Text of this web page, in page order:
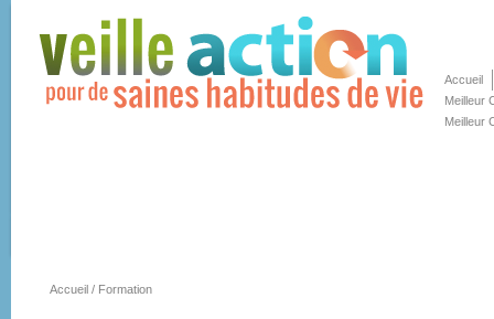
Accueil
Meilleur
Meilleur
Accueil / Formation